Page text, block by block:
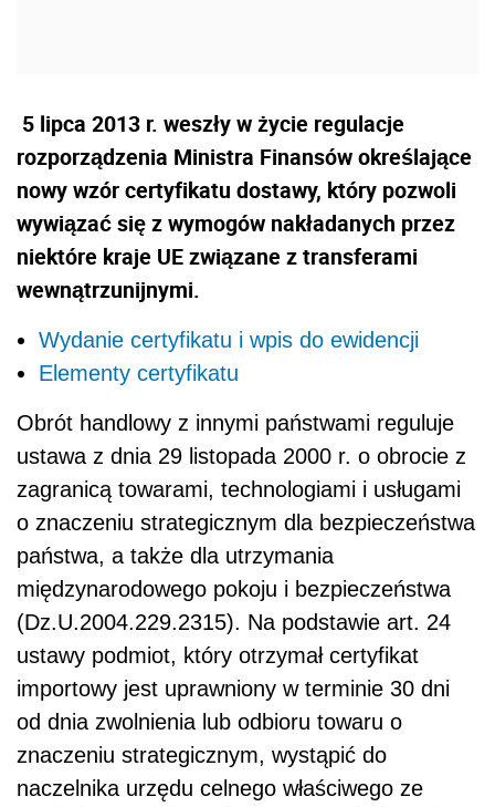
5 lipca 2013 r. weszły w życie regulacje
rozporządzenia Ministra Finansów określające
nowy wzór certyfikatu dostawy, który pozwoli
wywiązać się z wymogów nakładanych przez
niektóre kraje UE związane z transferami
wewnątrzunijnymi.
Wydanie certyfikatu i wpis do ewidencji
Elementy certyfikatu
Obrót handlowy z innymi państwami reguluje
ustawa z dnia 29 listopada 2000 r. o obrocie z
zagranicą towarami, technologiami i usługami
o znaczeniu strategicznym dla bezpieczeństwa
państwa, a także dla utrzymania
międzynarodowego pokoju i bezpieczeństwa
(Dz.U.2004.229.2315). Na podstawie art. 24
ustawy podmiot, który otrzymał certyfikat
importowy jest uprawniony w terminie 30 dni
od dnia zwolnienia lub odbioru towaru o
znaczeniu strategicznym, wystąpić do
naczelnika urzędu celnego właściwego ze